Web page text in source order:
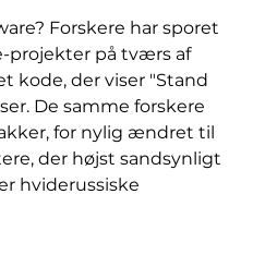
Forskere har sporet
projekter på tværs af
kode, der viser "Stand
De samme forskere
for nylig ændret til
der højst sandsynligt
hviderussiske